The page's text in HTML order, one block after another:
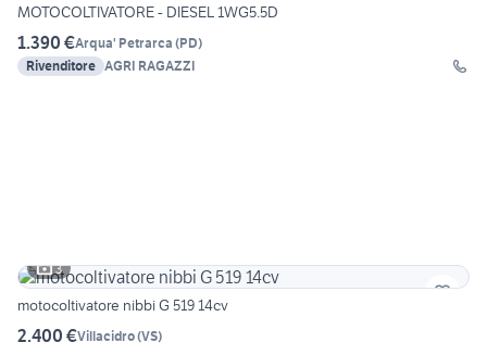
MOTOCOLTIVATORE - DIESEL 1WG5.5D
1.390 €Arqua' Petrarca (PD)
Rivenditore AGRI RAGAZZI
3
motocoltivatore nibbi G 519 14cv
2.400 €Villacidro(VS)